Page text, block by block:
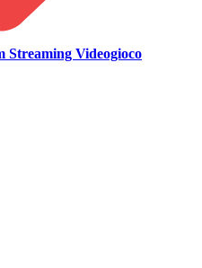
Streaming Videogioco